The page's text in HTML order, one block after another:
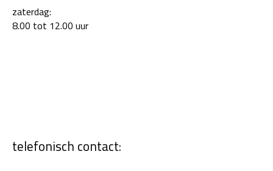
zaterdag:
8.00 tot 12.00 uur
telefonisch contact: